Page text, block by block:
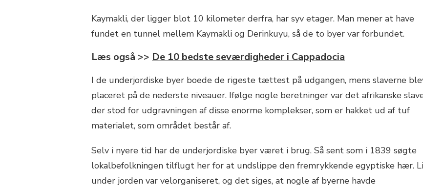
Kaymakli, der ligger blot 10 kilometer derfra, har syv etager. Man mener at have
fundet en tunnel mellem Kaymakli og Derinkuyu, så de to byer var forbundet.
Læs også >> De 10 bedste seværdigheder i Cappadocia
I de underjordiske byer boede de rigeste tættest på udgangen, mens slaverne
placeret på de nederste niveauer. Ifølge nogle beretninger var det afrikanske
der stod for udgravningen af disse enorme komplekser, som er hakket ud af tuf
materialet, som området består af.
Selv i nyere tid har de underjordiske byer været i brug. Så sent som i 1839 søgte
lokalbefolkningen tilflugt her for at undslippe den fremrykkende egyptiske hær.
under jorden var velorganiseret, og det siges, at nogle af byerne havde